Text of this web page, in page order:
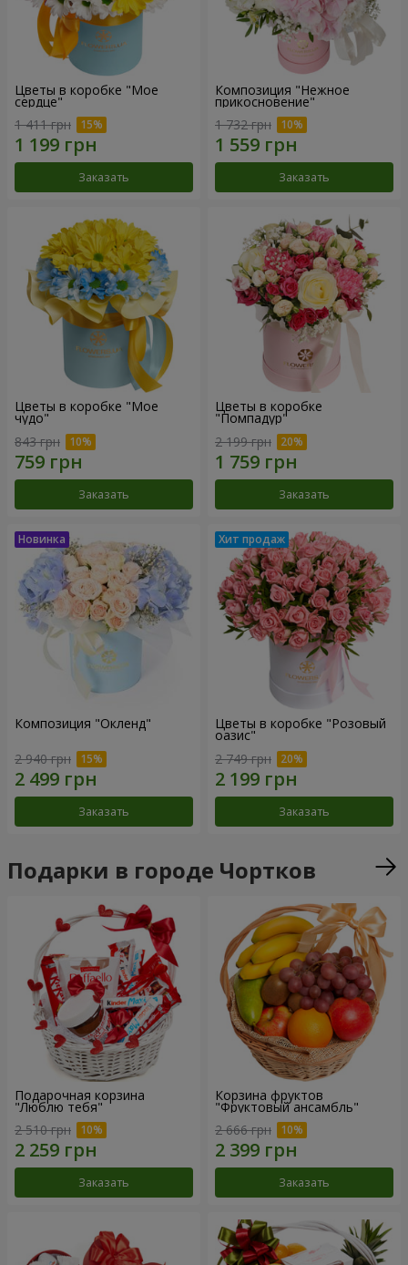
Цветы в коробке "Мое
сердце"
1 411 грн
Заказать
Композиция "Нежное
прикосновение"
1 732 грн
Заказать
Цветы в коробке "Мое
чудо"
843 грн
Заказать
Цветы в коробке
"Помпадур"
2 199 грн
Заказать
Композиция "Окленд"
2 940 грн
Заказать
Цветы в коробке "Розовый
оазис"
2 749 грн
Заказать
Подарки в городе Чортков
Подарочная корзина
"Люблю тебя"
2 510 грн
Заказать
Корзина фруктов
"Фруктовый ансамбль"
2 666 грн
Заказать